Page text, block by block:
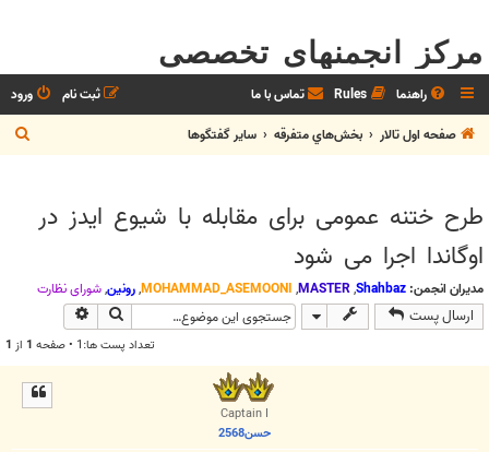
مرکز انجمنهای تخصصی
راهنما Rules تماس با ما ورود
ثبت نام
صفحه اول تالار
بخش‌‌هاي متفرقه ساير گفتگوها
س
طرح ختنه عمومی برای مقابله با شیوع ایدز در
اوگاندا اجرا می شود
مدیران انجمن: Shahbaz
,
MASTER
,
MOHAMMAD_ASEMOONI
,رونین,شوراي نظارت
ارسال پست جستجو
تعداد پست ها:1 • صفحه 1 از 1
Captain I
حسن2568